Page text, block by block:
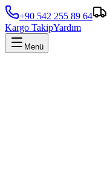
+90 542 255 89 64
Kargo TakipYardım
Menü